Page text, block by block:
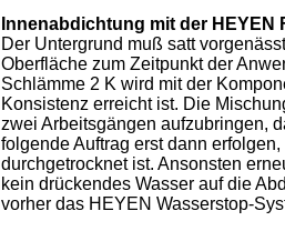
Innenabdichtung mit der HEYEN
Der Untergrund muß satt
Oberfläche zum Zeitpunkt der
Schlämme 2 K wird mit der
Konsistenz erreicht ist. Die
zwei Arbeitsgängen aufzubringen,
folgende Auftrag erst dann
durchgetrocknet ist. Ansonsten
kein drückendes Wasser auf die
vorher das HEYEN Wasserstop-